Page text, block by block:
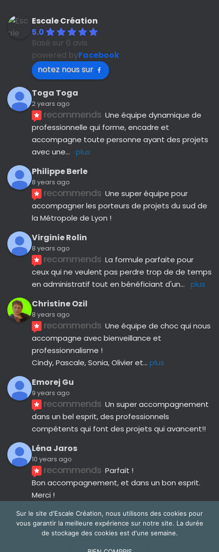
Escale Création
5.0
Basé sur 6 avis
powered byFacebook
notez nous sur
Toga Toga
2 years ago
recommends Une équipe dynamique de
professionnelle qui forme, encadre et
accompagne toute personne ayant des projets
avec une... plus
Philippe Berle
8 years ago
recommends Une super équipe pour
accompagner les porteurs de projets du sud de
la Métropole de Lyon !
Virginie Rolin
8 years ago
recommends La formule parfaite pour
ceux qui ne veulent pas perdre trop de de temps
en administratif tout en bénéficiant d'un... plus
Christine Ozil
8 years ago
recommends Une équipe de choc qui nous
accompagne avec bienveillance et
professionnalisme !
Cindy, Pascale, Sonia, Olivier et... plus
Emorej Gu
9 years ago
recommends Un super accompagnement
dans un bel esprit, des professionnels
compétents qui font des projets qui avancent!!
Léna Jaros
10 years ago
recommends Parfait !
Bon accompagnement, et dans un bon esprit.
Merci !
Avis suivants
Sur le site d'Escale Création, nous utilisons des cookies pour
vous garantir la meilleure expérience sur notre site. La durée
de stockage des cookies est d'une semaine.